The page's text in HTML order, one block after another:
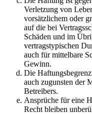
Verletzung von
vorsätzlichem oder
auf die bei
Schäden und im
vertragstypischen
auch für mittelbare
Gewinn.
Die
auch zugunsten der
Betreibers.
Ansprüche für eine
Recht bleiben